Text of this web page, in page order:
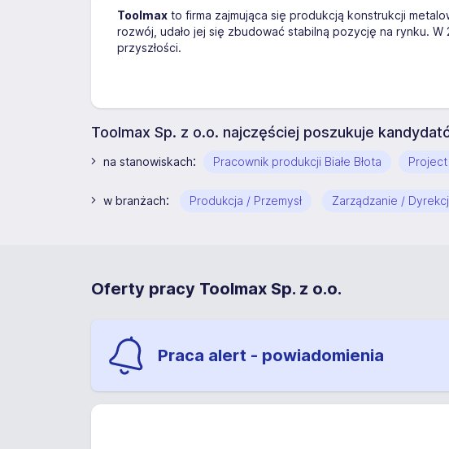
Toolmax to firma zajmująca się produkcją konstrukcji
rozwój, udało jej się zbudować stabilną pozycję na rynku.
przyszłości.
Toolmax Sp. z o.o. najczęściej poszukuje
na stanowiskach: Pracownik produkcji Białe Błota Project
w branżach: Produkcja / Przemysł Zarządzanie /
Oferty pracy Toolmax Sp. z o.o.
Praca alert - powiadomienia